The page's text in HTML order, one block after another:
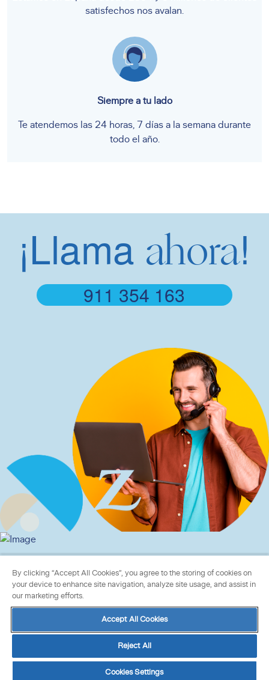
satisfechos nos avalan.
Siempre a tu lado
Te atendemos las 24 horas, 7 días a la semana durante
todo el año.
¡Llama ahora!
911 354 163
Política de cookies
By clicking “Accept All Cookies”, you agree to the storing of cookies on
your device to enhance site navigation, analyze site usage, and assist in
our marketing efforts.
Accept All Cookies
Reject All
Cookies Settings